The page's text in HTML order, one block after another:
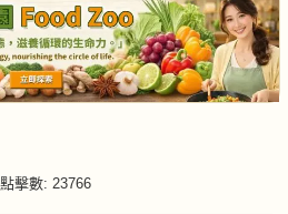
點擊數: 23766